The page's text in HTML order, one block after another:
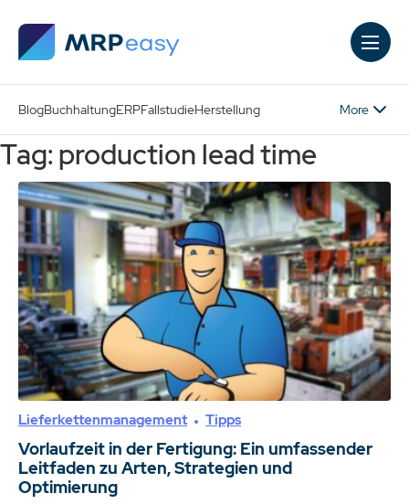
BlogBuchhaltungERPFallstudieHerstellung More
Tag: production lead time
Lieferkettenmanagement Tipps
Vorlaufzeit in der Fertigung: Ein umfassender
Leitfaden zu Arten, Strategien und
Optimierung